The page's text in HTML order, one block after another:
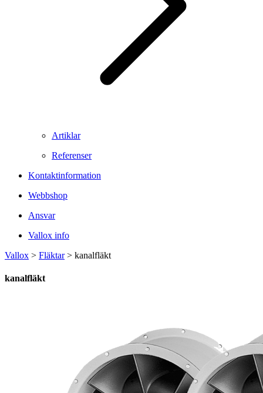
Artiklar
Referenser
Kontaktinformation
Webbshop
Ansvar
Vallox info
Vallox > Fläktar> kanalfläkt
kanalfläkt